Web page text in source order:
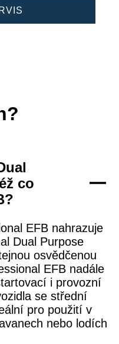
co
EFB nahrazuje
Dual Purpose
osvědčenou
EFB nadále
i provozní
se střední
pro použití v
nebo lodích